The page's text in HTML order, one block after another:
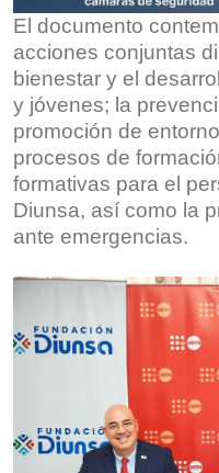
El documento
acciones conjuntas
bienestar y el
y jóvenes; la
promoción de
procesos de
formativas para el
Diunsa, así como la
ante emergencias.